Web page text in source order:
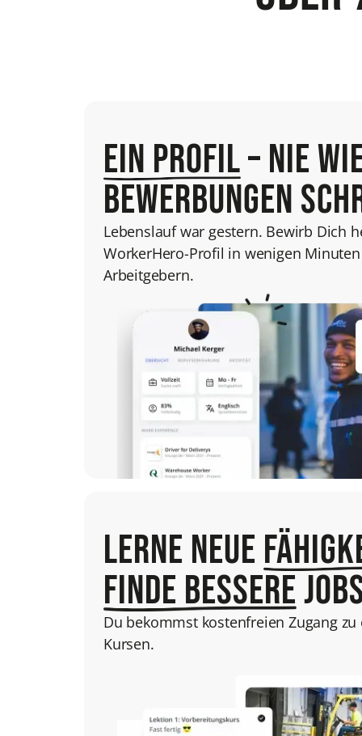
Ein Profil– nie
bewerbungen
Lebenslauf war gestern. Bewirb Dich
WorkerHero-Profil in wenigen
Arbeitgebern.
Lerne neue
finde bessere
Du bekommst kostenfreien Zugang
Kursen.